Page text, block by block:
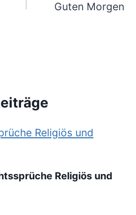
Guten Morgen
Religiös und